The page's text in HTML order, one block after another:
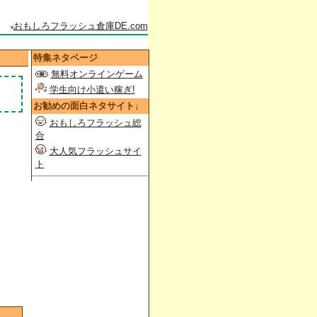
おもしろフラッシュ倉庫DE.com
特集ネタページ
無料オンラインゲーム
学生向け小遣い稼ぎ!
お勧めの面白ネタサイト↓
おもしろフラッシュ総
合
大人気フラッシュサイ
ト